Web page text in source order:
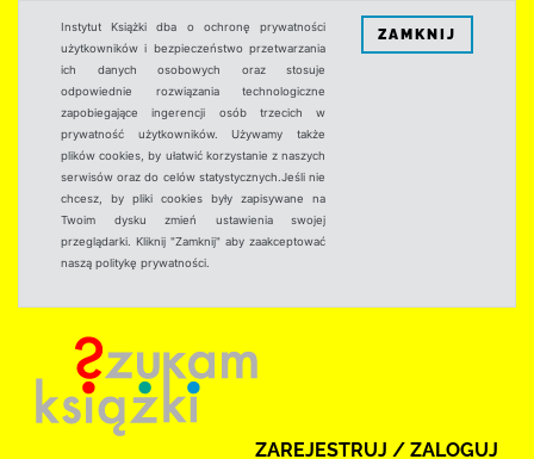
Instytut Książki dba o ochronę prywatności
użytkowników i bezpieczeństwo przetwarzania
ich danych osobowych oraz stosuje
odpowiednie rozwiązania technologiczne
zapobiegające ingerencji osób trzecich w
prywatność użytkowników. Używamy także
plików cookies, by ułatwić korzystanie z naszych
serwisów oraz do celów statystycznych.Jeśli nie
chcesz, by pliki cookies były zapisywane na
Twoim dysku zmień ustawienia swojej
przeglądarki. Kliknij "Zamknij" aby zaakceptować
naszą politykę prywatności.
ZAMKNIJ
ZAREJESTRUJ / ZALOGUJ